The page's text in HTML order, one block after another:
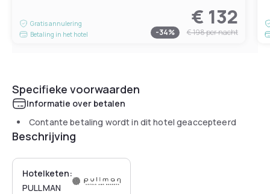
Gratis annulering
Betaling in het hotel
€ 132
-34% € 198per nacht
Specifieke voorwaarden
Informatie over betalen
Contante betaling wordt in dit hotel geaccepteerd
Beschrijving
Hotelketen:
PULLMAN